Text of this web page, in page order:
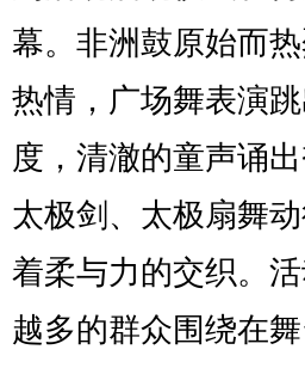
幕。非洲鼓原始而
热情，广场舞表演
度，清澈的童声诵
太极剑、太极扇舞
着柔与力的交织。
越多的群众围绕在